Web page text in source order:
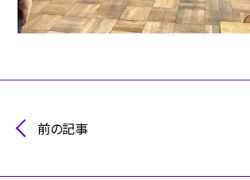
前の記事